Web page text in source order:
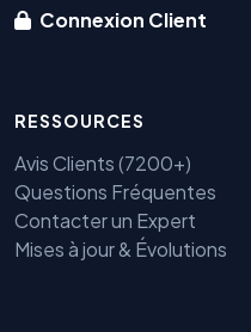
Connexion Client
RESSOURCES
Avis Clients (7200+)
Questions Fréquentes
Contacter un Expert
Mises à jour & Évolutions